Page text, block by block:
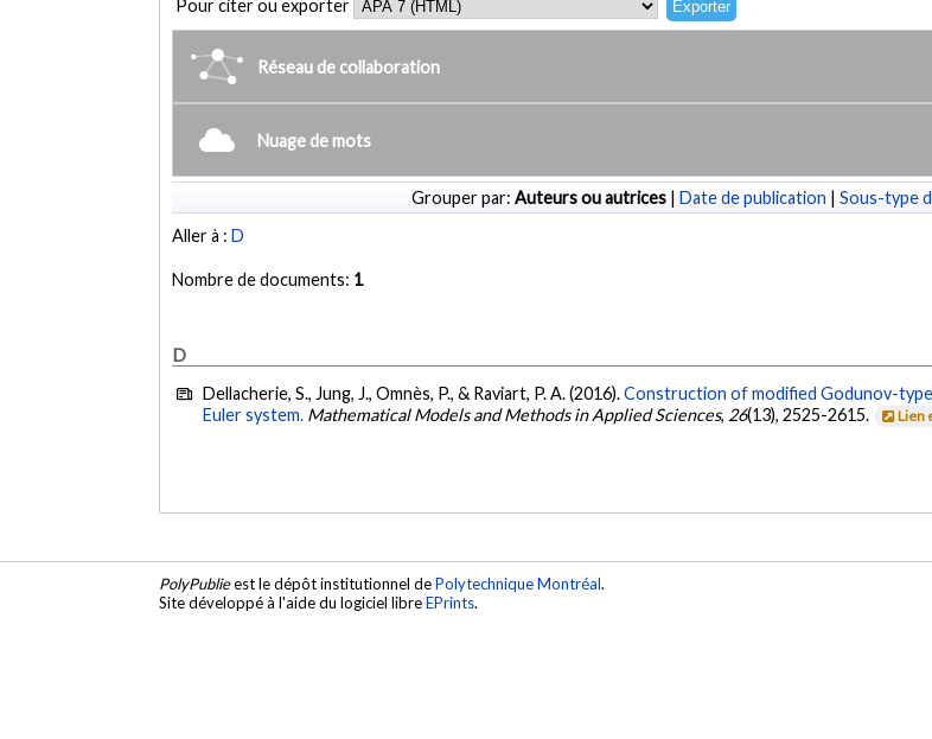
Pour citer ou exporter
Réseau de collaboration
Nuage de mots
Grouper par: Auteurs ou autrices | Date de publication | Sous-type
Aller à :D
Nombre de documents: 1
D
Dellacherie, S., Jung, J., Omnès, P., & Raviart, P. A. (2016).Construction of modified Godunov-
Euler system. Mathematical Models and Methods in Applied Sciences, 26(13), 2525-2615. Lien
PolyPublieest le dépôt institutionnel dePolytechnique Montréal.
Site développé à l'aide du logiciel libreEPrints.